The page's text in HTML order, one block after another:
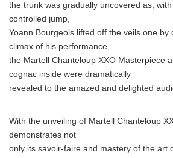
the trunk was gradually uncovered as,
controlled jump,
Yoann Bourgeois lifted off the veils one by
climax of his performance,
the Martell Chanteloup XXO Masterpiece
cognac inside were dramatically
revealed to the amazed and delighted
With the unveiling of Martell Chanteloup
demonstrates not
only its savoir-faire and mastery of the art